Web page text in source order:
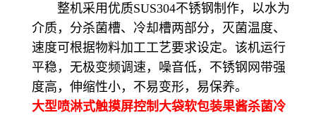
整机采用优质SUS304不锈钢制作，以水为
介质，分杀菌槽、冷却槽两部分，灭菌温度、
速度可根据物料加工工艺要求设定。该机运行
平稳，无极变频调速，噪音低，不锈钢网带强
度高，伸缩性小，不易变形，易保养。
大型喷淋式触摸屏控制大袋软包装果酱杀菌冷